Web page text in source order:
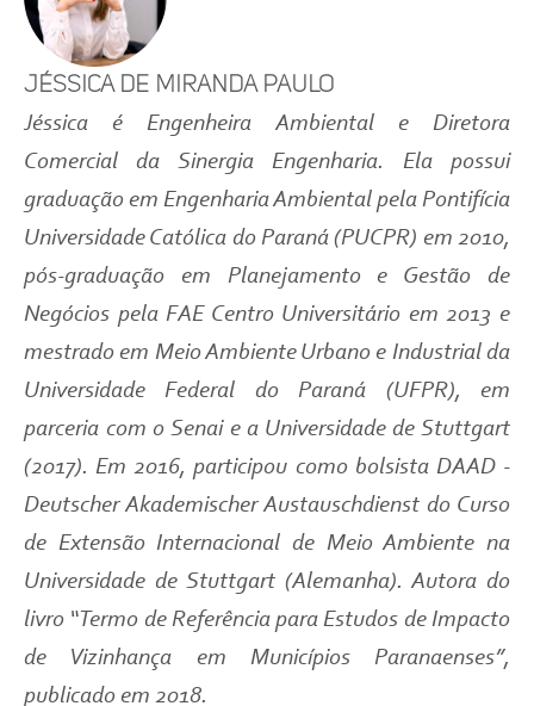
Jéssica de Miranda Paulo
Jéssica é Engenheira Ambiental e Diretora
Comercial da Sinergia Engenharia. Ela possui
graduação em Engenharia Ambiental pela Pontifícia
Universidade Católica do Paraná (PUCPR) em 2010,
pós-graduação em Planejamento e Gestão de
Negócios pela FAE Centro Universitário em 2013 e
mestrado em Meio Ambiente Urbano e Industrial da
Universidade Federal do Paraná (UFPR), em
parceria com o Senai e a Universidade de Stuttgart
(2017). Em 2016, participou como bolsista DAAD -
Deutscher Akademischer Austauschdienst do Curso
de Extensão Internacional de Meio Ambiente na
Universidade de Stuttgart (Alemanha). Autora do
livro “Termo de Referência para Estudos de Impacto
de Vizinhança em Municípios Paranaenses”,
publicado em 2018.